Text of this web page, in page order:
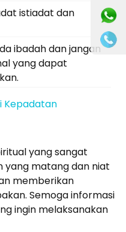
istiadat dan
ibadah dan jangan
yang dapat
Kepadatan
yang sangat
yang matang dan niat
memberikan
Semoga informasi
ingin melaksanakan